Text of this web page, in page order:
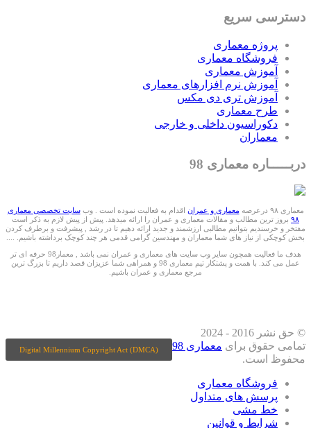
دسترسی سریع
پروژه معماری
فروشگاه معماری
آموزش معماری
آموزش نرم افزارهای معماری
آموزش تری دی مکس
طرح معماری
دکوراسیون داخلی و خارجی
معماران
دربـــــاره معماری 98
معماری ۹۸ درعرصه معماری و عمران اقدام به فعالیت نموده است . وبسایت تخصصی معماری
۹۸ بروز ترین مطالب و مقالات معماری و عمران را ارائه میدهد. پیش از پیش لازم به ذکر است
مفتخر و خرسندیم بتوانیم مطالبی ارزشمند و جدید ارائه دهیم تا در رشد , پیشرفت و برطرف کردن
بخش کوچکی از نیاز های شما معماران و مهندسین گرامی قدمی هر چند کوچک برداشته باشیم. ....
هدف ما فعالیت همچون سایر وب سایت های معماری و عمران نمی باشد , معمار98 حرفه ای تر
عمل می کند. با همت و پشتکار تیم معماری 98 و همراهی شما عزیزان قصد داریم تا بزرگ ترین
مرجع معماری و عمران باشیم.
Digital Millennium Copyright Act (DMCA)
© حق نشر 2016 - 2024
تمامی حقوق برای معماری 98
محفوظ است.
فروشگاه معماری
پرسش های متداول
خط مشی
شرایط و قوانین